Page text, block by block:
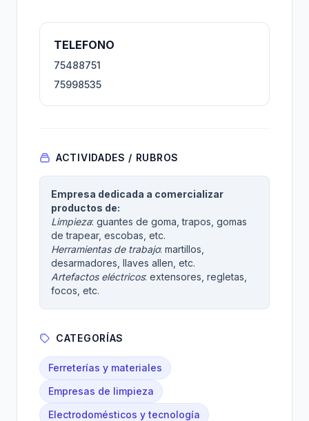
TELEFONO
75488751
75998535
ACTIVIDADES / RUBROS
Empresa dedicada a comercializar
productos de:
Limpieza: guantes de goma, trapos, gomas
de trapear, escobas, etc.
Herramientas de trabajo: martillos,
desarmadores, llaves allen, etc.
Artefactos eléctricos: extensores, regletas,
focos, etc.
CATEGORÍAS
Ferreterías y materiales
Empresas de limpieza
Electrodomésticos y tecnología